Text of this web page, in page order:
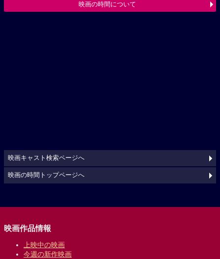
映画の時間について
映画キャスト検索ページへ
映画の時間トップページへ
映画作品情報
上映中の映画
今週の新作映画